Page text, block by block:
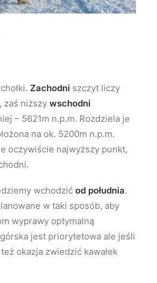
Zachodni szczyt liczy
zaś niższy wschodni
– 5621m n.p.m. Rozdziela je
na ok. 5200m n.p.m.
oczywiście najwyższy punkt,
wchodzić od południa.
w taki sposób, aby
wyprawy optymalną
jest priorytetowa ale jeśli
okazja zwiedzić kawałek